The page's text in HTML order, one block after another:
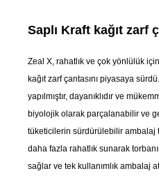
Saplı Kraft kağıt zarf
Zeal X, rahatlık ve çok yönlülük
kağıt zarf çantasını piyasaya
yapılmıştır, dayanıklıdır ve
biyolojik olarak parçalanabilir ve
tüketicilerin sürdürülebilir ambalaj
daha fazla rahatlık sunarak
sağlar ve tek kullanımlık ambalaj